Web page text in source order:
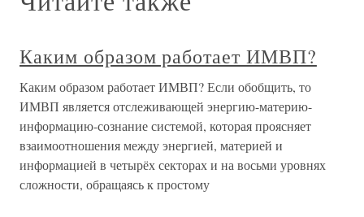
Каким образом работает ИМВП?
Каким образом работает ИМВП? Если обобщить, то
ИМВП является отслеживающей энергию-материю-
информацию-сознание системой, которая проясняет
взаимоотношения между энергией, материей и
информацией в четырёх секторах и на восьми уровнях
сложности, обращаясь к простому